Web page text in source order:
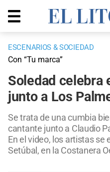
ESCENARIOS & SOCIEDAD
Con “Tu marca”
Soledad celebra
junto a Los
Se trata de una cumbia
cantante junto a Claudio
En el video, los artistas se
Setúbal, en la Costanera